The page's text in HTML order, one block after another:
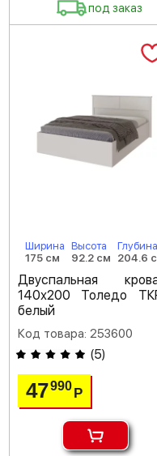
под заказ
Ширина
175 см
Высота
92.2 см
Глубина
204.6
Двуспальная
140х200 Толедо
белый
Код товара: 253600
(5)
47990Р